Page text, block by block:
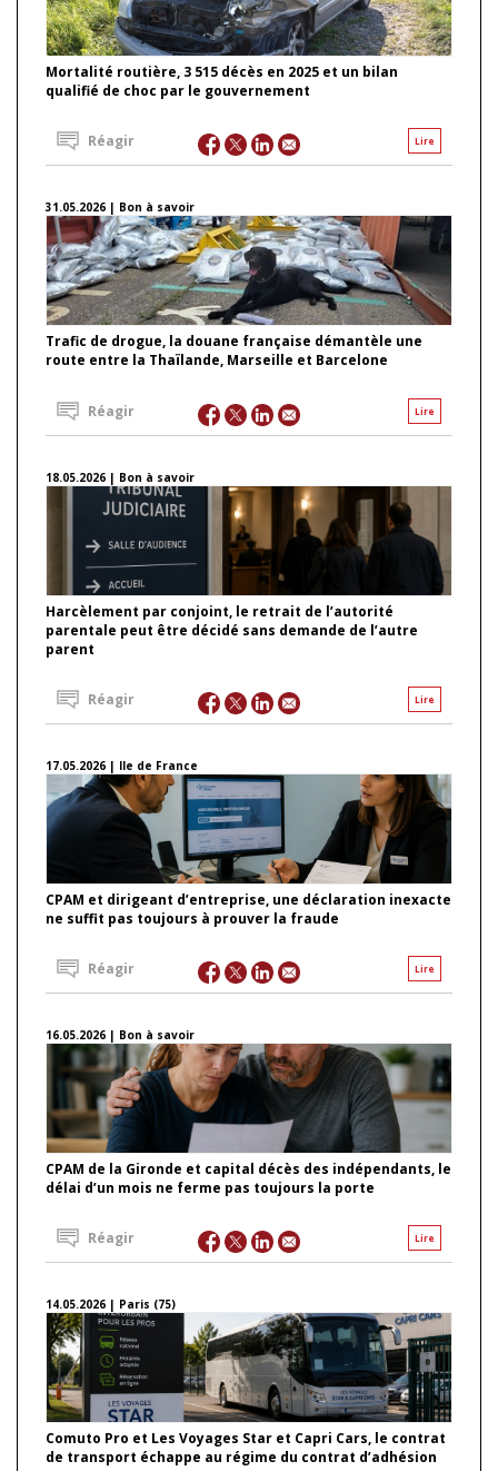
Mortalité routière, 3 515 décès en 2025 et un bilan
qualifié de choc par le gouvernement
Lire
Réagir
31.05.2026 | Bon à savoir
Trafic de drogue, la douane française démantèle une
route entre la Thaïlande, Marseille et Barcelone
Lire
Réagir
18.05.2026 | Bon à savoir
Harcèlement par conjoint, le retrait de l’autorité
parentale peut être décidé sans demande de l’autre
parent
Lire
Réagir
17.05.2026 | Ile de France
CPAM et dirigeant d’entreprise, une déclaration inexacte
ne suffit pas toujours à prouver la fraude
Lire
Réagir
16.05.2026 | Bon à savoir
CPAM de la Gironde et capital décès des indépendants, le
délai d’un mois ne ferme pas toujours la porte
Lire
Réagir
14.05.2026 | Paris (75)
Comuto Pro et Les Voyages Star et Capri Cars, le contrat
de transport échappe au régime du contrat d’adhésion